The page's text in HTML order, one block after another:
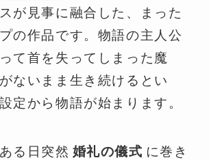
が見事に融合した、まった
の作品です。物語の主人公
て首を失ってしまった魔
ないまま生き続けるとい
定から物語が始まります。
る日突然 婚礼の儀式 に巻き